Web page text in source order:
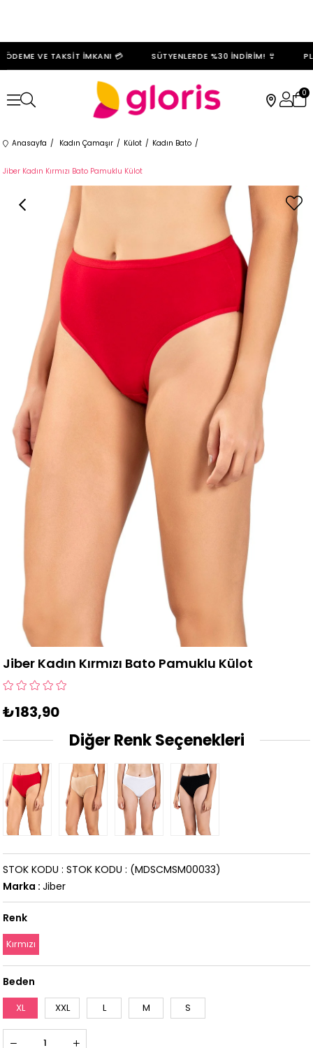
VE TAKSİT İMKANI 💳 SÜTYENLERDE %30 İNDİRİM! 👙
0
Anasayfa Kadın Çamaşır Külot Kadın Bato
Jiber Kadın Kırmızı Bato Pamuklu Külot
Jiber Kadın Kırmızı Bato Pamuklu Külot
₺183,90
Diğer Renk Seçenekleri
(MDSCMSM00033)
STOK KODU
STOK KODU
Marka : Jiber
Renk
Kırmızı
Beden
XL XXL L M S